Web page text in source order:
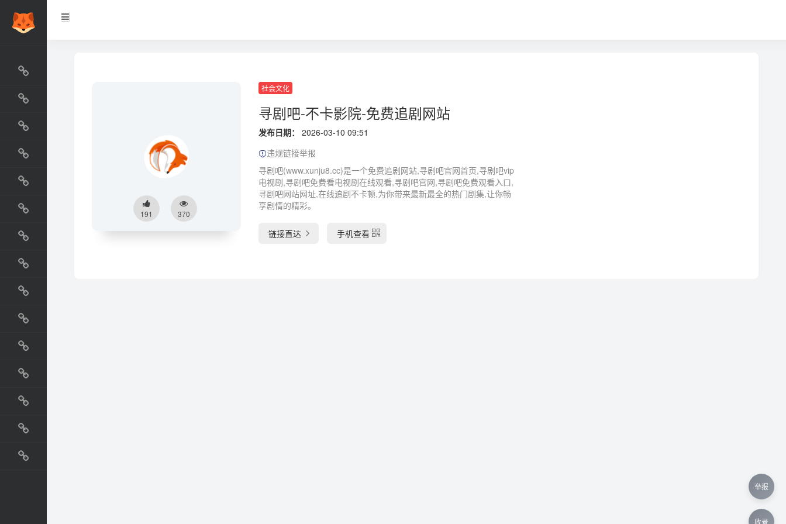
最新收录
网站资源榜
交流排行榜
金融排行榜
阅读排行榜
工具排行榜
设计排行榜
国外网站
生活
直播
动漫
电影
教程
纪录片
191 370
社会文化
寻剧吧-不卡影院-免费追剧网站
发布日期：
2026-03-10 09:51
违规链接举报
寻剧吧(www.xunju8.cc)是一个免费追剧网站,寻剧吧官网首页,寻剧吧vip
电视剧,寻剧吧免费看电视剧在线观看,寻剧吧官网,寻剧吧免费观看入口,
寻剧吧网站网址,在线追剧不卡顿,为你带来最新最全的热门剧集,让你畅
享剧情的精彩。
链接直达 手机查看
举报
收录